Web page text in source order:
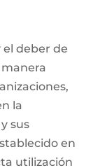
el deber de
la
sus
en
utilización